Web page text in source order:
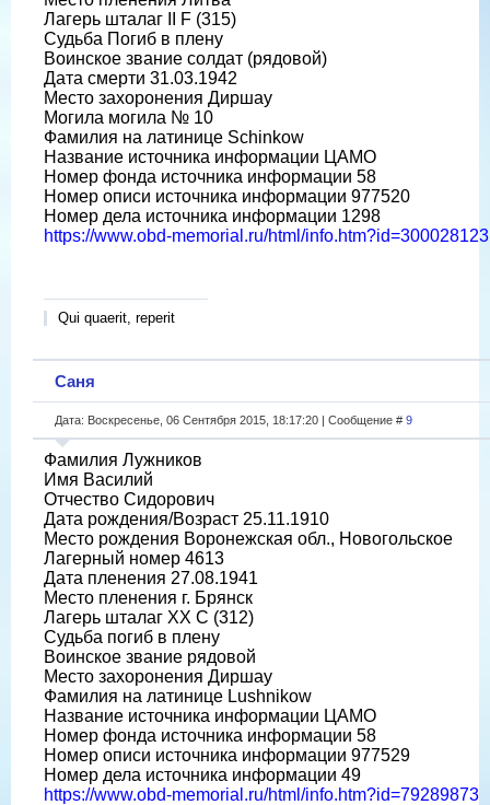
Лагерь шталаг II F (315)
Судьба Погиб в плену
Воинское звание солдат (рядовой)
Дата смерти 31.03.1942
Место захоронения Диршау
Могила могила № 10
Фамилия на латинице Schinkow
Название источника информации ЦАМО
Номер фонда источника информации 58
Номер описи источника информации 977520
Номер дела источника информации 1298
https://www.obd-memorial.ru/html/info.htm?id=300028123
Qui quaerit, reperit
Саня
Дата: Воскресенье, 06 Сентября 2015, 18:17:20 | Сообщение # 9
Фамилия Лужников
Имя Василий
Отчество Сидорович
Дата рождения/Возраст 25.11.1910
Место рождения Воронежская обл., Новогольское
Лагерный номер 4613
Дата пленения 27.08.1941
Место пленения г. Брянск
Лагерь шталаг XX C (312)
Судьба погиб в плену
Воинское звание рядовой
Место захоронения Диршау
Фамилия на латинице Lushnikow
Название источника информации ЦАМО
Номер фонда источника информации 58
Номер описи источника информации 977529
Номер дела источника информации 49
https://www.obd-memorial.ru/html/info.htm?id=79289873